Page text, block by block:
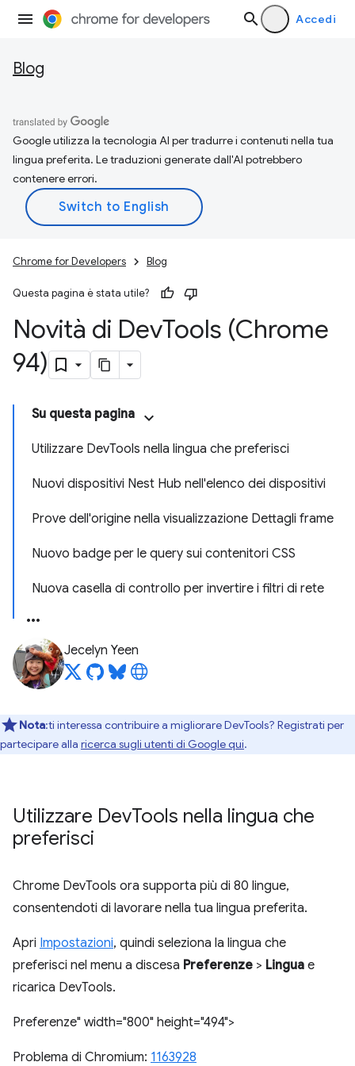
Accedi
Blog
Google utilizza la tecnologia AI per tradurre i contenuti nella tua
lingua preferita. Le traduzioni generate dall'AI potrebbero
contenere errori.
Chrome for Developers Blog
Questa pagina è stata utile?
Novità di DevTools (Chrome
94)
Su questa pagina
Utilizzare DevTools nella lingua che preferisci
Nuovi dispositivi Nest Hub nell'elenco dei dispositivi
Prove dell'origine nella visualizzazione Dettagli frame
Nuovo badge per le query sui contenitori CSS
Nuova casella di controllo per invertire i filtri di rete
Jecelyn Yeen
Nota:ti interessa contribuire a migliorare DevTools? Registrati per
partecipare alla ricerca sugli utenti di Google qui.
Utilizzare DevTools nella lingua che
preferisci
Chrome DevTools ora supporta più di 80 lingue,
consentendoti di lavorare nella tua lingua preferita.
Apri Impostazioni, quindi seleziona la lingua che
preferisci nel menu a discesa Preferenze > Lingua e
ricarica DevTools.
Preferenze" width="800" height="494">
Problema di Chromium: 1163928